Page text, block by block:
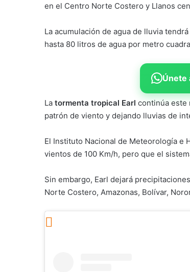
en el Centro Norte Costero y Llanos
La acumulación de agua de lluvia
hasta 80 litros de agua por metro
Únete
La tormenta tropical Earl continúa este
patrón de viento y dejando lluvias de
El Instituto Nacional de Meteorología e
vientos de 100 Km/h, pero que el
Sin embargo, Earl dejará
Norte Costero, Amazonas, Bolívar,